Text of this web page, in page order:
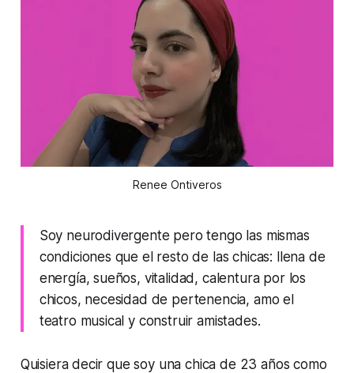
Renee Ontiveros
Soy neurodivergente pero tengo las mismas
condiciones que el resto de las chicas: llena de
energía, sueños, vitalidad, calentura por los
chicos, necesidad de pertenencia, amo el
teatro musical y construir amistades.
Quisiera decir que soy una chica de 23 años como